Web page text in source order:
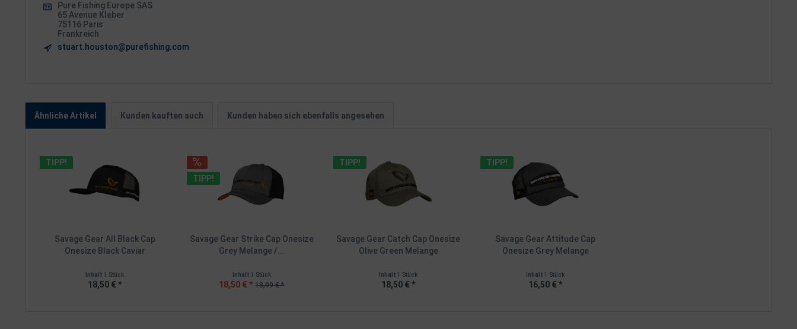
Pure Fishing Europe SAS
65 Avenue Kleber
75116 Paris
Frankreich
stuart.houston@purefishing.com
Ähnliche Artikel Kunden kauften auch Kunden haben sich ebenfalls angesehen
TIPP!
Savage Gear All Black Cap
Onesize Black Caviar
Inhalt1 Stück
18,50 € *
TIPP!
Savage Gear Strike Cap Onesize
Grey Melange /...
Inhalt 1 Stück
18,50 € * 18,99 € *
TIPP!
Savage Gear Catch Cap Onesize
Olive Green Melange
Inhalt1 Stück
18,50 € *
TIPP!
Savage Gear Attitude Cap
Onesize Grey Melange
Inhalt1 Stück
16,50 € *